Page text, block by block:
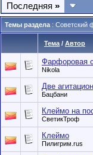
Последняя »
Темы раздела : Советский
Тема / Автор
Фарфоровая
Nikola
Две
Бацбани
Клеймо на
СветикТроф
Клеймо
Пилигрим.rus